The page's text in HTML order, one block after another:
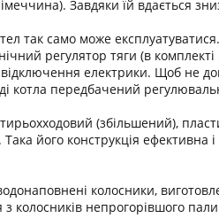
Завдяки їй вдається
так само може
регулятор тяги (в
електрики. Щоб не
котла передбачений
(збільшений),
Така його конструкція
колосники,
з колосників непрогорівшого